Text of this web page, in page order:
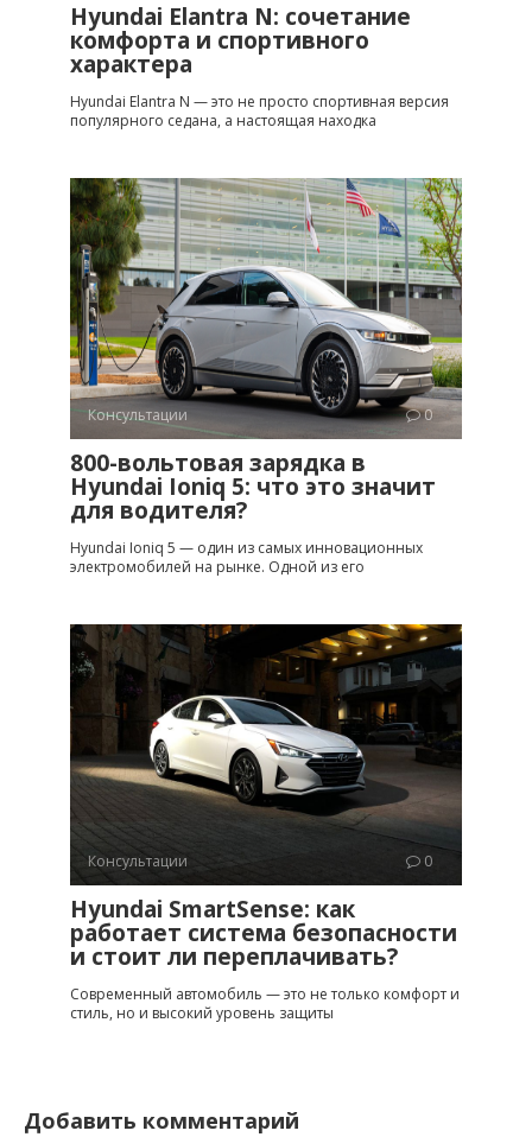
Hyundai Elantra N: сочетание
комфорта и спортивного
характера
Hyundai Elantra N — это не просто спортивная версия
популярного седана, а настоящая находка
Консультации 0
800-вольтовая зарядка в
Hyundai Ioniq 5: что это значит
для водителя?
Hyundai Ioniq 5 — один из самых инновационных
электромобилей на рынке. Одной из его
Консультации 0
Hyundai SmartSense: как
работает система безопасности
и стоит ли переплачивать?
Современный автомобиль — это не только комфорт и
стиль, но и высокий уровень защиты
Добавить комментарий